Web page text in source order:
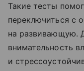
Такие тесты
переключиться с
на развивающую.
внимательность
и